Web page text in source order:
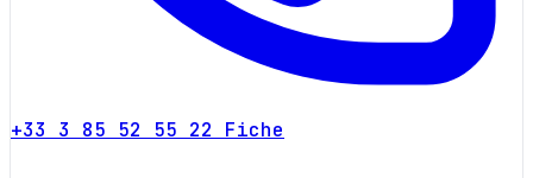
+33 3 85 52 55 22 Fiche